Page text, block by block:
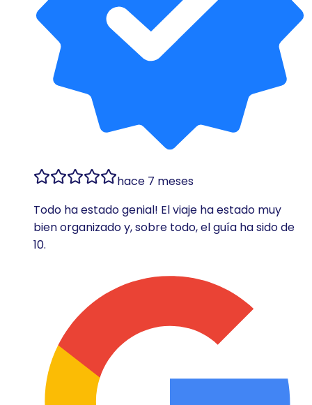
hace 7 meses
Todo ha estado genial! El viaje ha estado muy
bien organizado y, sobre todo, el guía ha sido de
10.